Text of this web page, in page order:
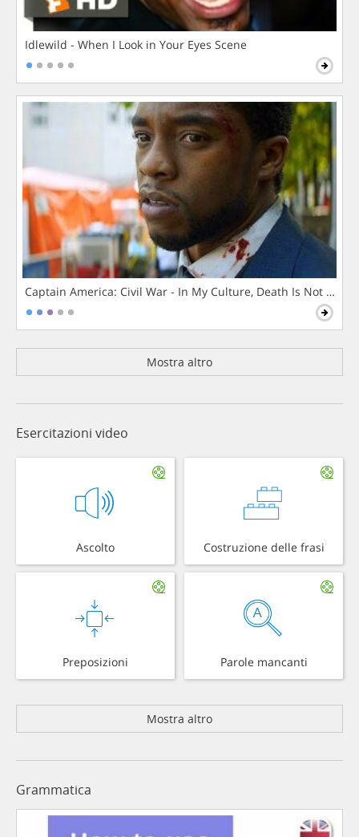
Idlewild - When I Look in Your Eyes Scene
Captain America: Civil War - In My Culture, Death Is Not The
Mostra altro
Esercitazioni video
Ascolto Costruzione delle frasi
Preposizioni Parole mancanti
Mostra altro
Grammatica